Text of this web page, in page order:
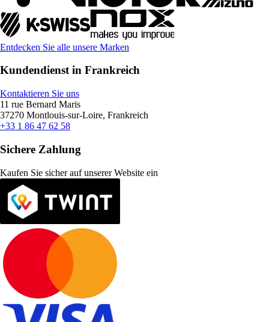
Entdecken Sie alle unsere Marken
Kundendienst in Frankreich
Kontaktieren Sie uns
11 rue Bernard Maris
37270 Montlouis-sur-Loire, Frankreich
+33 1 86 47 62 58
Sichere Zahlung
Kaufen Sie sicher auf unserer Website ein